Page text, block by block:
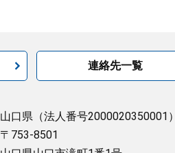
連絡先一覧
山口県 （法人番号2000020350001）
〒753-8501